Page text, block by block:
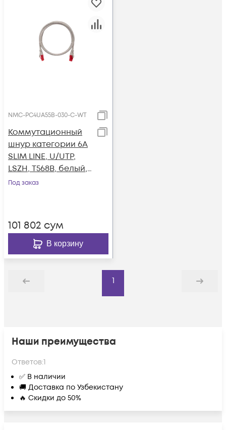
NMC-PC4UA55B-030-C-WT
Коммутационный
шнур категории 6A
SLIM LINE, U/UTP,
LSZH, T568B, белый,
3 м
Под заказ
101 802 сум
В корзину
Назад
1
Дальше
Наши преимущества
Ответов:1
✅ В наличии
🚚 Доставка по Узбекистану
🔥 Скидки до 50%